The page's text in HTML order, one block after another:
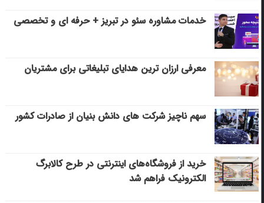
خدمات مشاوره سئو در تبریز + حرفه ای و تخصصی
معرفی ارزان ترین هدایای تبلیغاتی برای مشتریان
سهم ناچیز شرکت های دانش بنیان از صادرات کشور
خرید از فروشگاه‌های اینترنتی در طرح کالابرگ
الکترونیک فراهم شد